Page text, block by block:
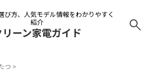
び方、人気モデル情報をわかりやすく
紹介
リーン家電ガイド
つ >